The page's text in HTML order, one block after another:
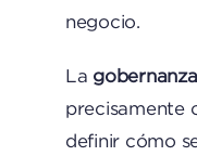
negocio.
La
precisamente
definir cómo